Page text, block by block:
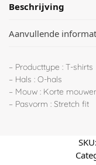
Beschrijving
Aanvullende
– Producttype : T-shirts
– Hals : O-hals
– Mouw : Korte
– Pasvorm : Stretch fit
SKU: